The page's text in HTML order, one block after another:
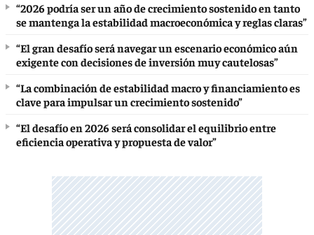
“2026 podría ser un año de crecimiento sostenido en tanto
se mantenga la estabilidad macroeconómica y reglas claras”
“El gran desafío será navegar un escenario económico aún
exigente con decisiones de inversión muy cautelosas”
“La combinación de estabilidad macro y financiamiento es
clave para impulsar un crecimiento sostenido”
“El desafío en 2026 será consolidar el equilibrio entre
eficiencia operativa y propuesta de valor”